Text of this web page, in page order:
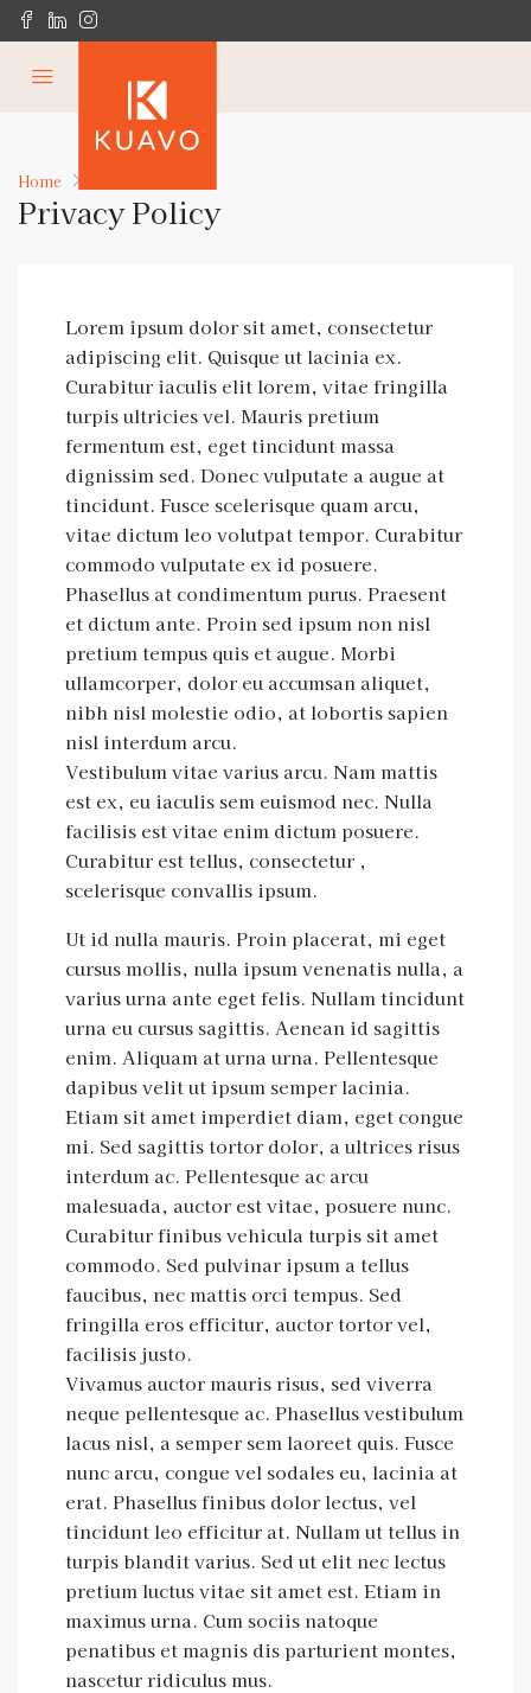
Home
Privacy Policy
Lorem ipsum dolor sit amet, consectetur
adipiscing elit. Quisque ut lacinia ex.
Curabitur iaculis elit lorem, vitae fringilla
turpis ultricies vel. Mauris pretium
fermentum est, eget tincidunt massa
dignissim sed. Donec vulputate a augue at
tincidunt. Fusce scelerisque quam arcu,
vitae dictum leo volutpat tempor. Curabitur
commodo vulputate ex id posuere.
Phasellus at condimentum purus. Praesent
et dictum ante. Proin sed ipsum non nisl
pretium tempus quis et augue. Morbi
ullamcorper, dolor eu accumsan aliquet,
nibh nisl molestie odio, at lobortis sapien
nisl interdum arcu.
Vestibulum vitae varius arcu. Nam mattis
est ex, eu iaculis sem euismod nec. Nulla
facilisis est vitae enim dictum posuere.
Curabitur est tellus, consectetur ,
scelerisque convallis ipsum.
Ut id nulla mauris. Proin placerat, mi eget
cursus mollis, nulla ipsum venenatis nulla, a
varius urna ante eget felis. Nullam tincidunt
urna eu cursus sagittis. Aenean id sagittis
enim. Aliquam at urna urna. Pellentesque
dapibus velit ut ipsum semper lacinia.
Etiam sit amet imperdiet diam, eget congue
mi. Sed sagittis tortor dolor, a ultrices risus
interdum ac. Pellentesque ac arcu
malesuada, auctor est vitae, posuere nunc.
Curabitur finibus vehicula turpis sit amet
commodo. Sed pulvinar ipsum a tellus
faucibus, nec mattis orci tempus. Sed
fringilla eros efficitur, auctor tortor vel,
facilisis justo.
Vivamus auctor mauris risus, sed viverra
neque pellentesque ac. Phasellus vestibulum
lacus nisl, a semper sem laoreet quis. Fusce
nunc arcu, congue vel sodales eu, lacinia at
erat. Phasellus finibus dolor lectus, vel
tincidunt leo efficitur at. Nullam ut tellus in
turpis blandit varius. Sed ut elit nec lectus
pretium luctus vitae sit amet est. Etiam in
maximus urna. Cum sociis natoque
penatibus et magnis dis parturient montes,
nascetur ridiculus mus.